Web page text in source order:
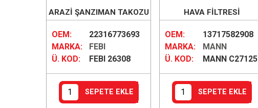
ARAZİ ŞANZIMAN TAKOZU
OEM:
22316773693
MARKA:
FEBI
Ü. KOD:
FEBI 26308
SEPETE EKLE
HAVA FİLTRESİ
OEM:
13717582908
MARKA:
MANN
Ü. KOD:
MANN C27125
SEPETE EKLE